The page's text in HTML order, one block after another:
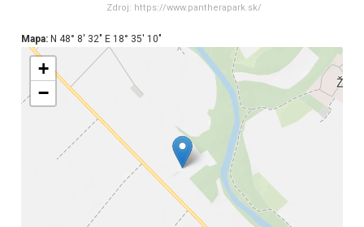
Zdroj: https://www.pantherapark.sk/
Mapa:N 48° 8′ 32″ E 18° 35′ 10″
+
−